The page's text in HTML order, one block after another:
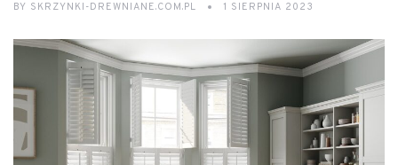
BY SKRZYNKI-DREWNIANE.COM.PL 1 SIERPNIA 2023